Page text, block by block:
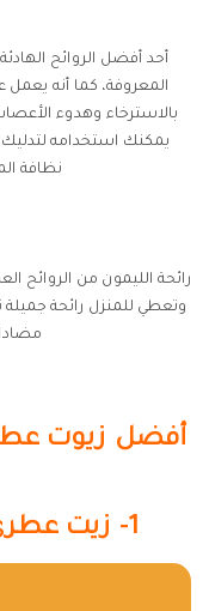
أحد أفضل الروائح
المعروفة، كما أنه يعمل
بالاسترخاء وهدوء
يمكنك استخدامه
نظافة
رائحة الليمون من الروائح
وتعطي للمنزل رائحة
أفضل زيوت
1- زيت عطري من المسك الأبيض